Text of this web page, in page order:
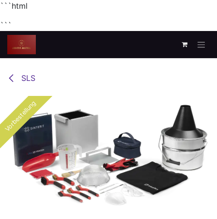
```html
```
Zum Inhalt springen
SLS
Vorbestellung